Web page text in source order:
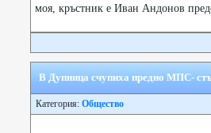
моя, кръстник е Иван Андонов
В Дупница счупиха предно МПС-
Категория: Общество